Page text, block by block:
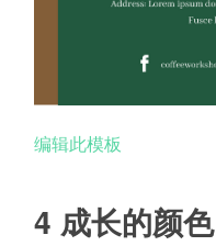
编辑此模板
4 成长的颜色